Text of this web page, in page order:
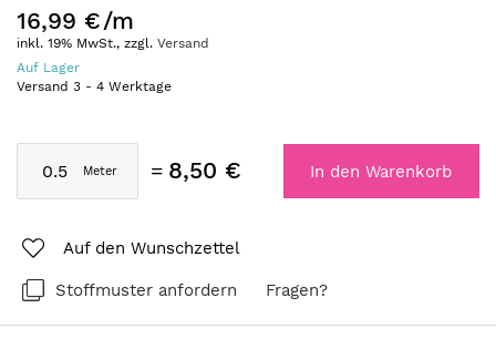
16,99 €/m
inkl. 19% MwSt., zzgl. Versand
Auf Lager
Versand 3 - 4 Werktage
8,50 € In den Warenkorb
Auf den Wunschzettel
Stoffmuster anfordern Fragen?